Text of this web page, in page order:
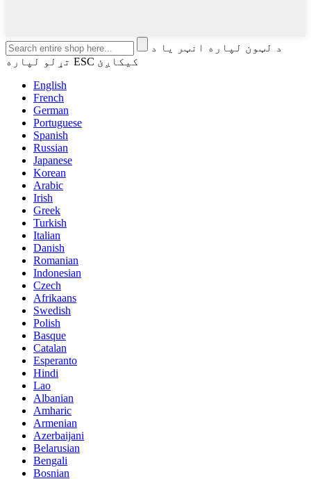
د لټون لپاره انټر یا د
تړلو لپاره ESC کیکاږئ
English
French
German
Portuguese
Spanish
Russian
Japanese
Korean
Arabic
Irish
Greek
Turkish
Italian
Danish
Romanian
Indonesian
Czech
Afrikaans
Swedish
Polish
Basque
Catalan
Esperanto
Hindi
Lao
Albanian
Amharic
Armenian
Azerbaijani
Belarusian
Bengali
Bosnian